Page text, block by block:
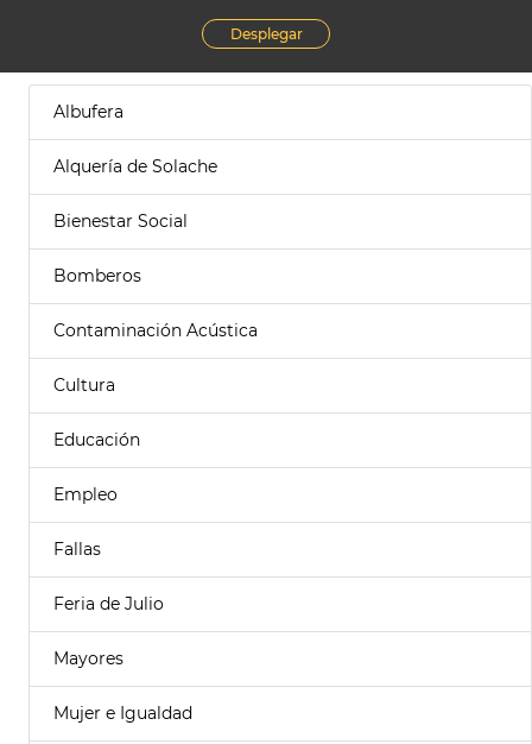
Desplegar
Albufera
Alquería de Solache
Bienestar Social
Bomberos
Contaminación Acústica
Cultura
Educación
Empleo
Fallas
Feria de Julio
Mayores
Mujer e Igualdad